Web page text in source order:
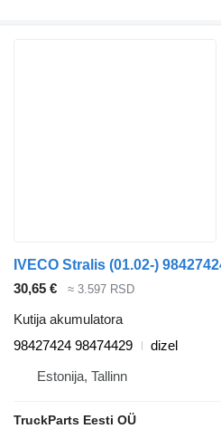
30,65 € ≈ 3.597 RSD
Kutija akumulatora
98427424 98474429
dizel
Estonija, Tallinn
TruckParts Eesti OÜ